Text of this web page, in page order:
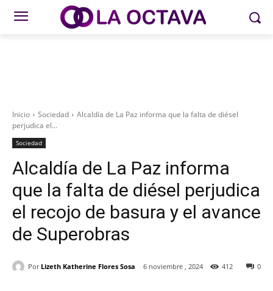
Inicio Sociedad
Alcaldía de La Paz informa que la falta de diésel
perjudica el...
Sociedad
Alcaldía de La Paz informa
que la falta de diésel perjudica
el recojo de basura y el avance
de Superobras
Por Lizeth Katherine Flores Sosa 6 noviembre , 2024 0
412